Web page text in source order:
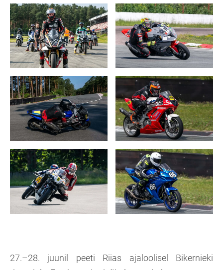
27.–28. juunil peeti Riias ajaloolisel Bikernieki